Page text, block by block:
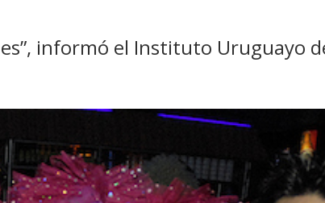
informó el Instituto Uruguayo